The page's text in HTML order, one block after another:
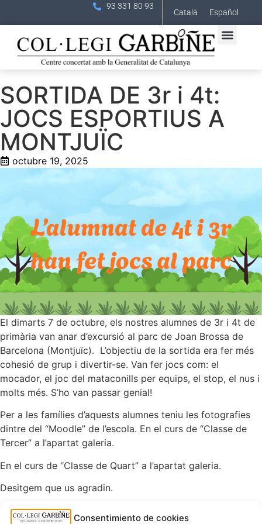
Consentimiento de cookies
Català Español
93 331 80 93
SORTIDA DE 3r i 4t:
JOCS ESPORTIUS A
MONTJUÏC
octubre 19, 2025
El dimarts 7 de octubre, els nostres alumnes de 3r i 4t de
primària van anar d’excursió al parc de Joan Brossa de
Barcelona (Montjuïc). L’objectiu de la sortida era fer més
cohesió de grup i divertir-se. Van fer jocs com: el
mocador, el joc del mataconills per equips, el stop, el nus i
molts més. S’ho van passar genial!
Per a les famílies d’aquests alumnes teniu les fotografies
dintre del “Moodle” de l’escola. En el curs de “Classe de
Tercer” a l’apartat galeria.
En el curs de “Classe de Quart” a l’apartat galeria.
Desitgem que us agradin.